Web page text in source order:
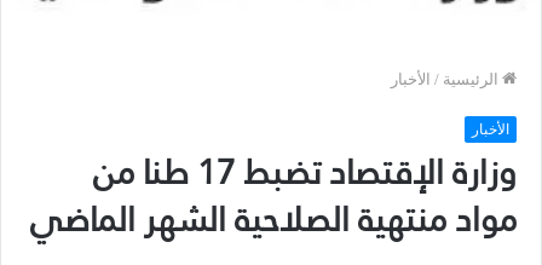
الرئيسية / الأخبار
الأخبار
وزارة الإقتصاد تضبط 17 طنا من
مواد منتهية الصلاحية الشهر الماضي